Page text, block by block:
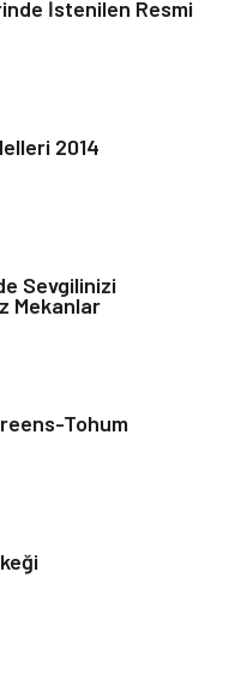
Kültür
Kaçırmayın
İstenilen Resmi
2014
Sevgilinizi
Mekanlar
Tohum